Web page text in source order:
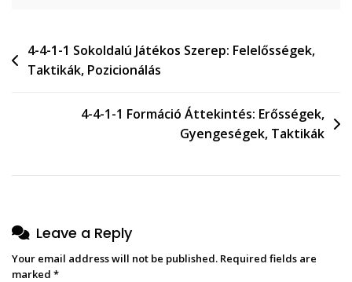
Post
navigation
4-4-1-1 Sokoldalú Játékos Szerep: Felelősségek,
Taktikák, Pozicionálás
4-4-1-1 Formáció Áttekintés: Erősségek,
Gyengeségek, Taktikák
Leave a Reply
Your email address will not be published. Required fields are
marked *